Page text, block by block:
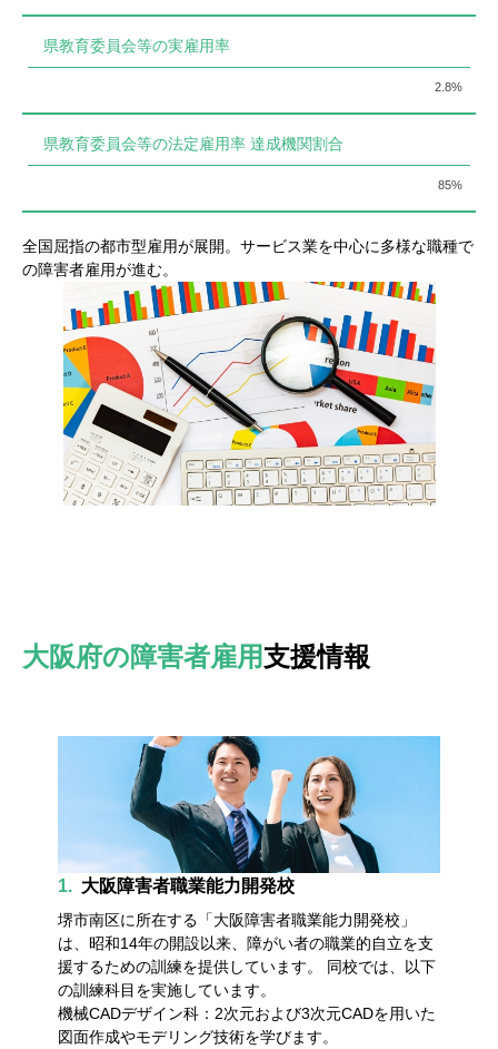
県教育委員会等の実雇用率
2.8%
県教育委員会等の法定雇用率 達成機関割合
85%
全国屈指の都市型雇用が展開。サービス業を中心に多様な職種で
の障害者雇用が進む。
大阪府の障害者雇用支援情報
1. 大阪障害者職業能力開発校
堺市南区に所在する「大阪障害者職業能力開発校」
は、昭和14年の開設以来、障がい者の職業的自立を支
援するための訓練を提供しています。 同校では、以下
の訓練科目を実施しています。
機械CADデザイン科：2次元および3次元CADを用いた
図面作成やモデリング技術を学びます。